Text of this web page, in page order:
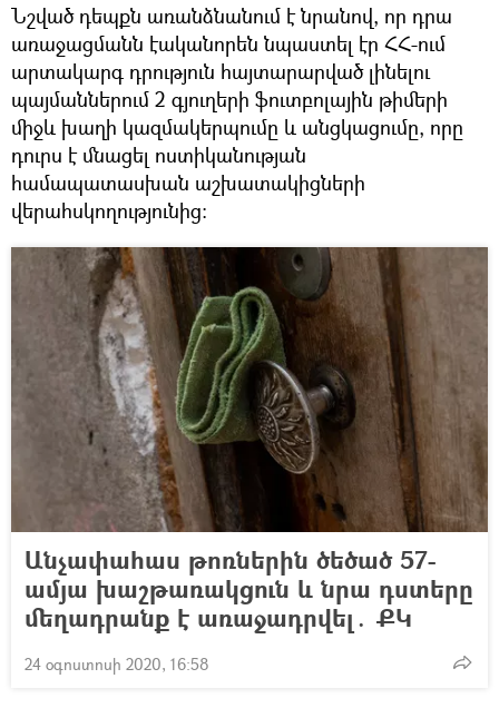
Նշված դեպքն առանձնանում է նրանով, որ դրա
առաջացմանն էականորեն նպաստել էր ՀՀ-ում
արտակարգ դրություն հայտարարված լինելու
պայմաններում 2 գյուղերի ֆուտբոլային թիմերի
միջև խաղի կազմակերպումը և անցկացումը, որը
դուրս է մնացել ոստիկանության
համապատասխան աշխատակիցների
վերահսկողությունից:
Անչափահաս թոռներին ծեծած 57-
ամյա խաշթառակցուն և նրա դստերը
մեղադրանք է առաջադրվել․ ՔԿ
24 օգոստոսի 2020, 16:58